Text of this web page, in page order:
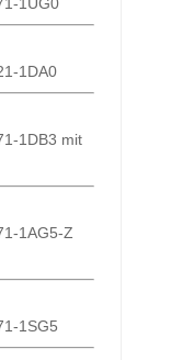
1DA0
1DB3 mit
1AG5-Z
1SG5